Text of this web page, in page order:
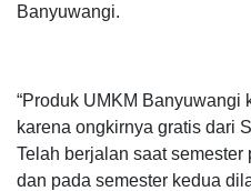
Banyuwangi.
“Produk UMKM Banyuwangi
karena ongkirnya gratis dari
Telah berjalan saat
dan pada semester kedua